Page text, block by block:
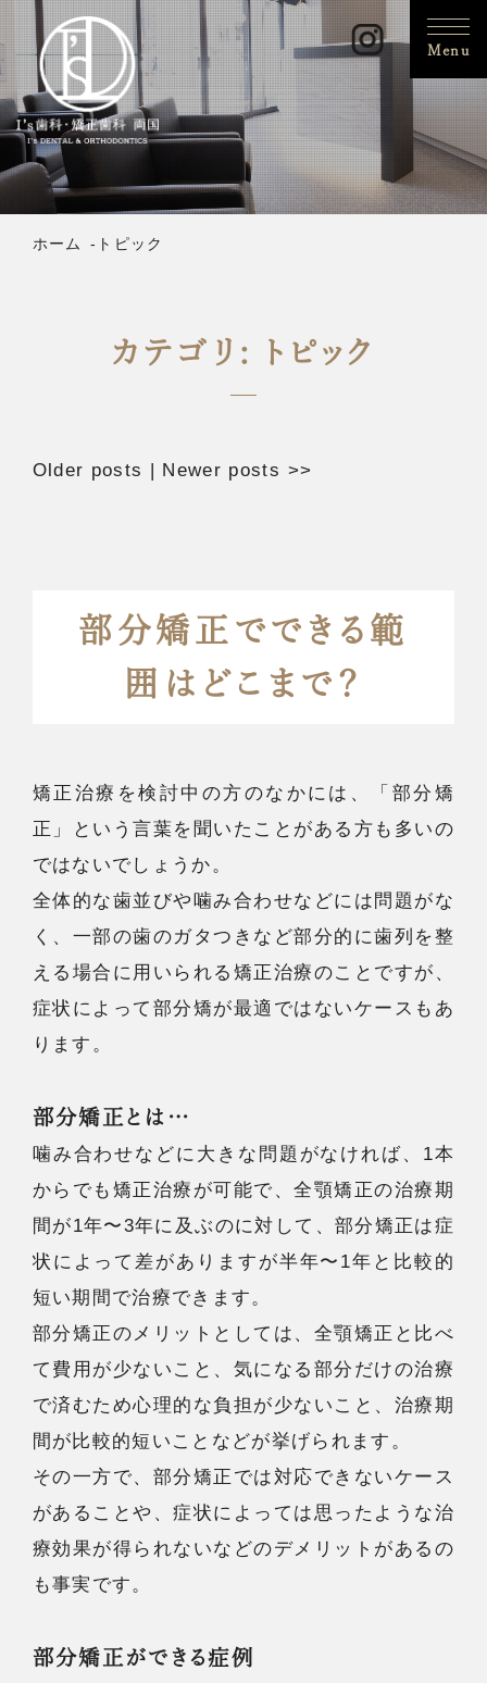
Menu
ホーム トピック
カテゴリ: トピック
Older posts | Newer posts >>
部分矯正でできる範
囲はどこまで？
矯正治療を検討中の方のなかには、「部分矯
正」という言葉を聞いたことがある方も多いの
ではないでしょうか。
全体的な歯並びや噛み合わせなどには問題がな
く、一部の歯のガタつきなど部分的に歯列を整
える場合に用いられる矯正治療のことですが、
症状によって部分矯が最適ではないケースもあ
ります。
部分矯正とは…
噛み合わせなどに大きな問題がなければ、1本
からでも矯正治療が可能で、全顎矯正の治療期
間が1年〜3年に及ぶのに対して、部分矯正は症
状によって差がありますが半年〜1年と比較的
短い期間で治療できます。
部分矯正のメリットとしては、全顎矯正と比べ
て費用が少ないこと、気になる部分だけの治療
で済むため心理的な負担が少ないこと、治療期
間が比較的短いことなどが挙げられます。
その一方で、部分矯正では対応できないケース
があることや、症状によっては思ったような治
療効果が得られないなどのデメリットがあるの
も事実です。
部分矯正ができる症例